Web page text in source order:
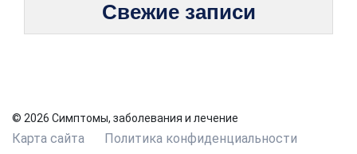
Свежие записи
© 2026 Симптомы, заболевания и лечение
Карта сайта
Политика конфиденциальности